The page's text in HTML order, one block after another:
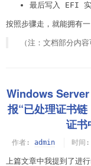
最后写入 EFI 实
按照步骤走，就能拥有
（注：文档部分内
Windows
报“已处理证书
证书
作者: admin 时间:
上篇文章中我提到了